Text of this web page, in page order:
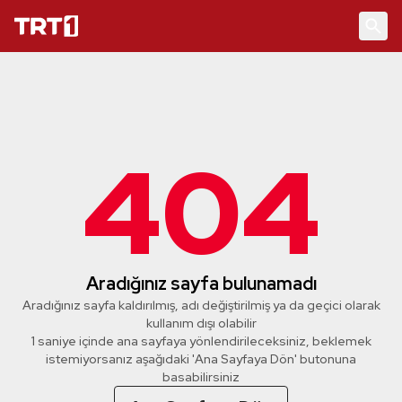
404
Aradığınız sayfa bulunamadı
Aradığınız sayfa kaldırılmış, adı değiştirilmiş ya da geçici olarak
kullanım dışı olabilir
1 saniye içinde ana sayfaya yönlendirileceksiniz, beklemek
istemiyorsanız aşağıdaki 'Ana Sayfaya Dön' butonuna
basabilirsiniz